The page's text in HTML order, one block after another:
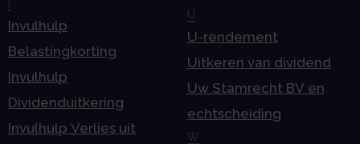
Invulhulp
Belastingkorting
Invulhulp
Dividenduitkering
Invulhulp Verlies uit
U
U-rendement
Uitkeren van dividend
Uw Stamrecht BV en
echtscheiding
W